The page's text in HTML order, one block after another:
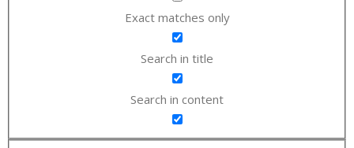
Exact matches only
Search in title
Search in content